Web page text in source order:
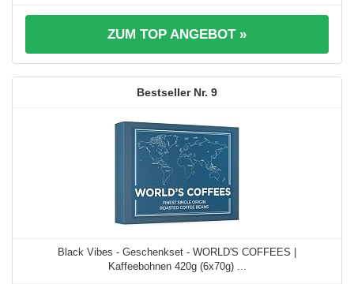
ZUM TOP ANGEBOT »
9
Black Vibes - Geschenkset - WORLD'S COFFEES |
Kaffeebohnen 420g (6x70g) ...